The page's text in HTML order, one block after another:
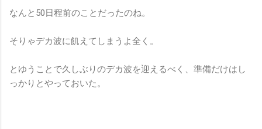
なんと50日程前のことだったのね。
そりゃデカ波に飢えてしまうよ全く。
とゆうことで久しぶりのデカ波を迎えるべく、準備だけはし
っかりとやっておいた。